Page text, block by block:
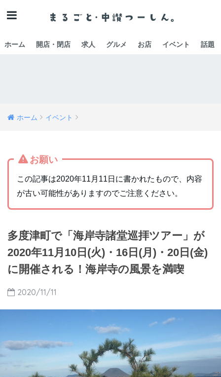
ホーム 開店・閉店 求人 グルメ お店 イベント 話題
ホーム イベント
お願い
この記事は2020年11月11日に書かれたもので、内容
が古い可能性がありますのでご注意ください。
多度津町で「海岸寺諸堂巡拝ツアー」が
2020年11月10日(火)・16日(月)・20日(金)
に開催される！海岸寺の風景を満喫
2020/11/11